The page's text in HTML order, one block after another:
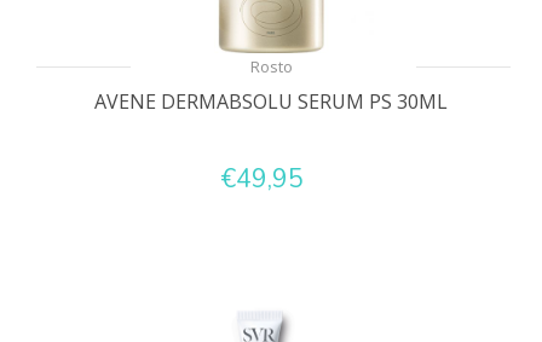
Rosto
AVENE DERMABSOLU SERUM PS 30ML
€49,95